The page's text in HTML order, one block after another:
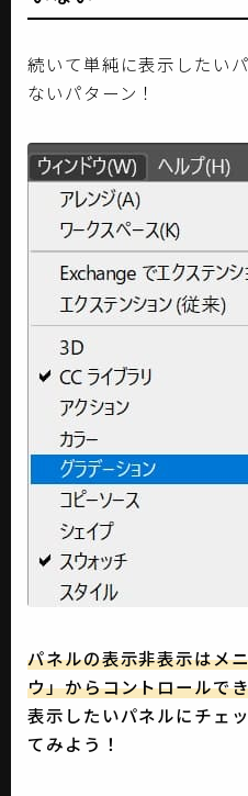
続いて単純に表示したい
ないパターン！
パネルの表示非表示はメ
ウ」からコントロールで
表示したいパネルにチェ
てみよう！